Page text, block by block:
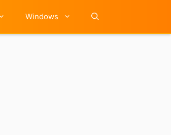
Windows